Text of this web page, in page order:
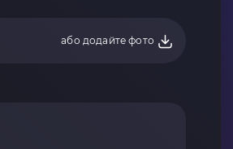
або додайте фото